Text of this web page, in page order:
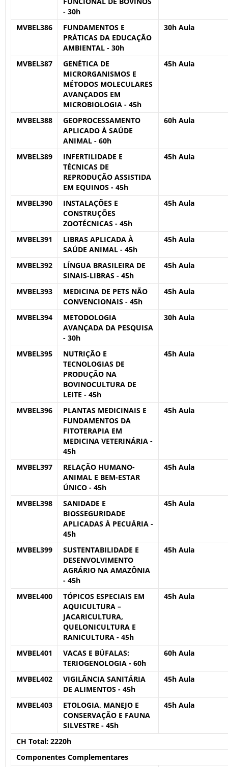
- 30h
MVBEL386
FUNDAMENTOS E
PRÁTICAS DA EDUCAÇÃO
AMBIENTAL - 30h
30h Aula
MVBEL387
GENÉTICA DE
MICRORGANISMOS E
MÉTODOS MOLECULARES
AVANÇADOS EM
MICROBIOLOGIA - 45h
45h Aula
MVBEL388
GEOPROCESSAMENTO
APLICADO À SAÚDE
ANIMAL - 60h
60h Aula
MVBEL389
INFERTILIDADE E
TÉCNICAS DE
REPRODUÇÃO ASSISTIDA
EM EQUINOS - 45h
45h Aula
MVBEL390
INSTALAÇÕES E
CONSTRUÇÕES
ZOOTÉCNICAS - 45h
45h Aula
MVBEL391
LIBRAS APLICADA À
SAÚDE ANIMAL - 45h
45h Aula
MVBEL392
LÍNGUA BRASILEIRA DE
SINAIS-LIBRAS - 45h
45h Aula
MVBEL393
MEDICINA DE PETS NÃO
CONVENCIONAIS - 45h
45h Aula
MVBEL394
METODOLOGIA
AVANÇADA DA PESQUISA
- 30h
30h Aula
MVBEL395
NUTRIÇÃO E
TECNOLOGIAS DE
PRODUÇÃO NA
BOVINOCULTURA DE
LEITE - 45h
45h Aula
MVBEL396
PLANTAS MEDICINAIS E
FUNDAMENTOS DA
FITOTERAPIA EM
MEDICINA VETERINÁRIA -
45h
45h Aula
MVBEL397
RELAÇÃO HUMANO-
ANIMAL E BEM-ESTAR
ÚNICO - 45h
45h Aula
MVBEL398
SANIDADE E
BIOSSEGURIDADE
APLICADAS À PECUÁRIA -
45h
45h Aula
MVBEL399
SUSTENTABILIDADE E
DESENVOLVIMENTO
AGRÁRIO NA AMAZÔNIA
- 45h
45h Aula
MVBEL400
TÓPICOS ESPECIAIS EM
AQUICULTURA –
JACARICULTURA,
QUELONICULTURA E
RANICULTURA - 45h
45h Aula
MVBEL401
VACAS E BÚFALAS:
TERIOGENOLOGIA - 60h
60h Aula
MVBEL402
VIGILÂNCIA SANITÁRIA
DE ALIMENTOS - 45h
45h Aula
MVBEL403
ETOLOGIA, MANEJO E
CONSERVAÇÃO E FAUNA
SILVESTRE - 45h
45h Aula
CH Total: 2220h
Componentes Complementares